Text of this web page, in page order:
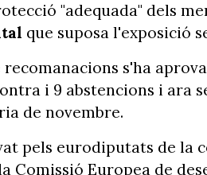
"adequada" dels
que suposa l'exposició
s'ha
i 9 abstencions i ara
de novembre.
pels eurodiputats de la
Comissió Europea de